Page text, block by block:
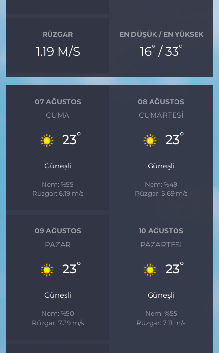
RÜZGAR
1.19 M/S
EN DÜŞÜK / EN YÜKSEK
16° / 33°
07 AĞUSTOS
CUMA
23°
Güneşli
Nem: %55
Rüzgar: 6.19 m/s
08 AĞUSTOS
CUMARTESI
23°
Güneşli
Nem: %49
Rüzgar: 5.69 m/s
09 AĞUSTOS
PAZAR
23°
Güneşli
Nem: %50
Rüzgar: 7.39 m/s
10 AĞUSTOS
PAZARTESI
23°
Güneşli
Nem: %55
Rüzgar: 7.11 m/s